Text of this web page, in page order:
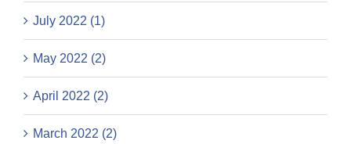
July 2022 (1)
May 2022 (2)
April 2022 (2)
March 2022 (2)